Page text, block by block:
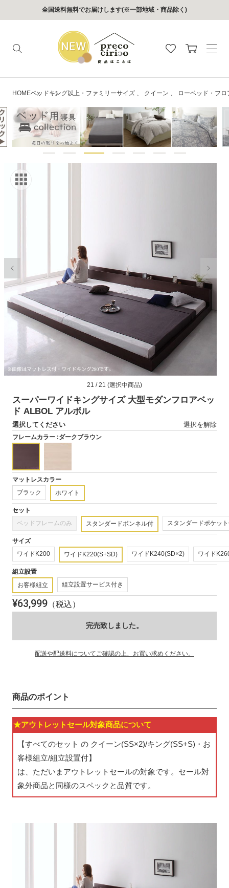
コンテン全国送料無料でお届けします(※一部地域・商品除く)
ー
HOMEベッドキング以上・ファミリーサイズ 、 クイーン 、 ローベッド・フロ
21 / 21 (選択中商品)
スーパーワイドキングサイズ 大型モダンフロアベッ
ド ALBOL アルボル
選択してください 選択を解除
フレームカラー :ダークブラウン
マットレスカラー
ブラック
ホワイト
セット
ベッドフレームのみ
スタンダードボンネル付 スタンダードポケッ
サイズ
ワイドK200
ワイドK220(S+SD) ワイドK240(SD×2) ワイド
組立設置
お客様組立
組立設置サービス付き
¥63,999 （税込）
完売致しました。
配送や配送料についてご確認の上、お買い求めください。
商品のポイント
★アウトレットセール対象商品について
【すべてのセット の クイーン(SS×2)/キング(SS+S)・お
客様組立/組立設置付】
は、ただいまアウトレットセールの対象です。セール対
象外商品と同様のスペックと品質です。